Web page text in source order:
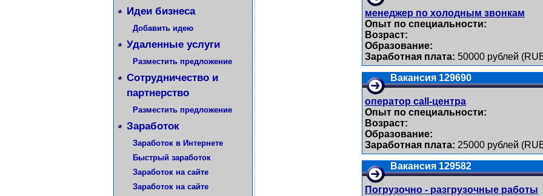
Идеи бизнеса
Добавить идею
Удаленные услуги
Разместить предложение
Сотрудничество и
партнерство
Разместить предложение
Заработок
Заработок в Интернете
Быстрый заработок
Заработок на сайте
Заработок на сайте
менеджер по холодным звонкам
Опыт по специальности:
Возраст:
Образование:
Заработная плата: 50000 рублей
Вакансия 129690
оператор call-центра
Опыт по специальности:
Возраст:
Образование:
Заработная плата: 25000 рублей
Вакансия 129582
Погрузочно - разгрузочные работы